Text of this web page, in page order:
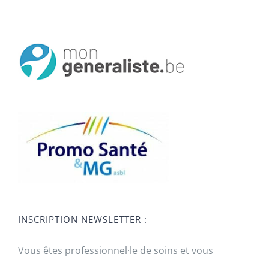
INSCRIPTION NEWSLETTER :
Vous êtes professionnel·le de soins et vous